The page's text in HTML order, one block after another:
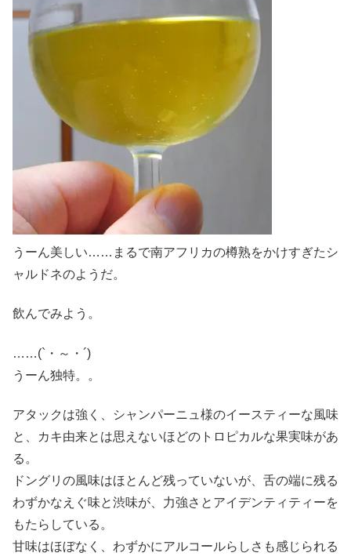
うーん美しい……まるで南アフリカの樽熟をかけすぎたシ
ャルドネのようだ。
飲んでみよう。
……(`・～・´)
うーん独特。。
アタックは強く、シャンパーニュ様のイースティーな風味
と、カキ由来とは思えないほどのトロピカルな果実味があ
る。
ドングリの風味はほとんど残っていないが、舌の端に残る
わずかなえぐ味と渋味が、力強さとアイデンティティーを
もたらしている。
甘味はほぼなく、わずかにアルコールらしさも感じられる